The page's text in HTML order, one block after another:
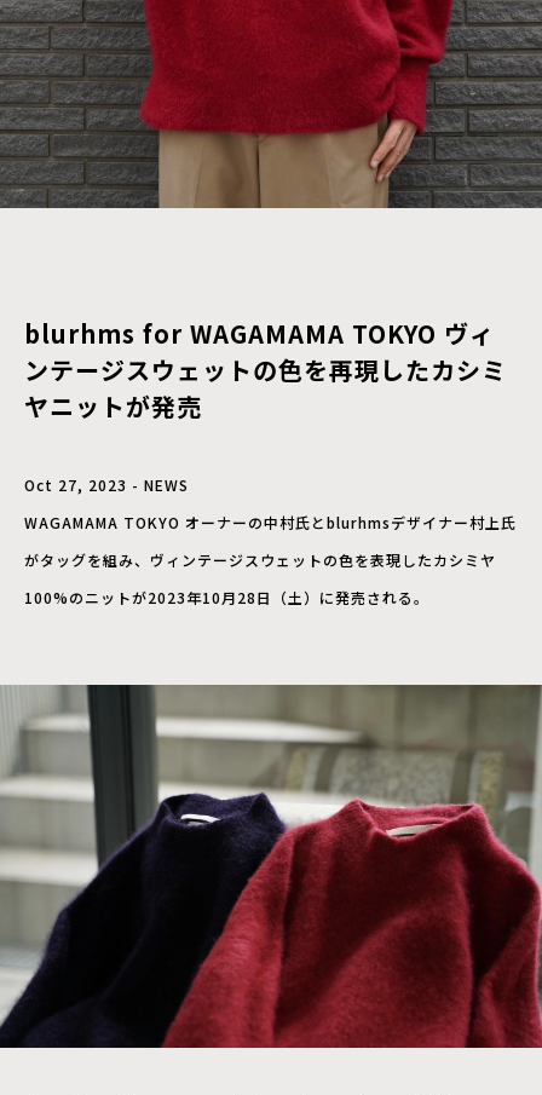
blurhms for WAGAMAMA TOKYO ヴィ
ンテージスウェットの⾊を再現したカシミ
ヤニットが発売
Oct 27, 2023 - NEWS
WAGAMAMA TOKYO オーナーの中村⽒とblurhmsデザイナー村上⽒
がタッグを組み、ヴィンテージスウェットの⾊を表現したカシミヤ
100%のニットが2023年10月28日（土）に発売される。